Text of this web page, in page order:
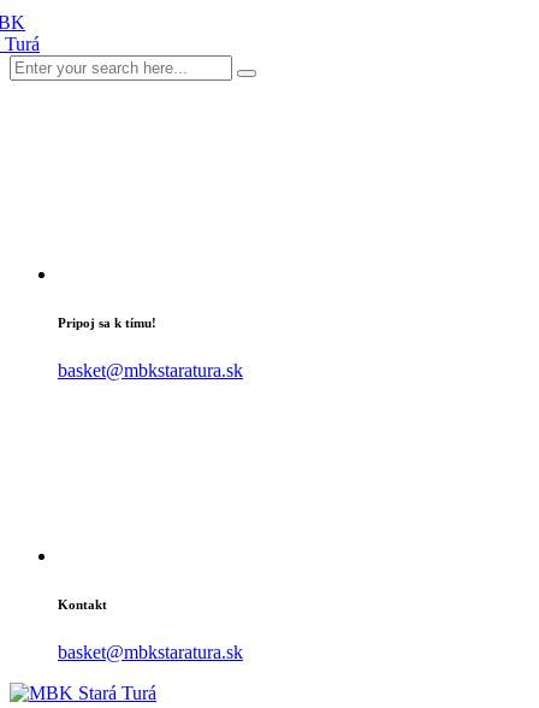
Pripoj sa k tímu!
basket@mbkstaratura.sk
Kontakt
basket@mbkstaratura.sk